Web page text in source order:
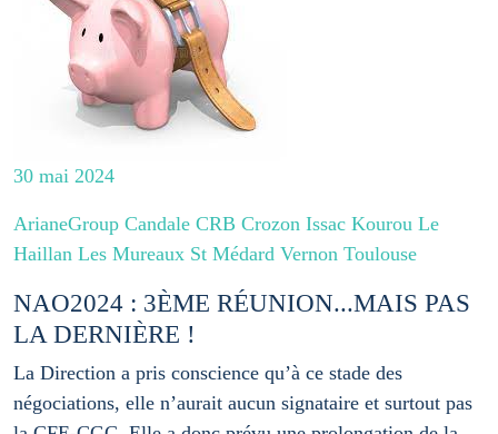
30 mai 2024
ArianeGroup Candale CRB Crozon Issac Kourou Le
Haillan Les Mureaux St Médard Vernon Toulouse
NAO2024 : 3ÈME RÉUNION...MAIS PAS
LA DERNIÈRE !
La Direction a pris conscience qu’à ce stade des
négociations, elle n’aurait aucun signataire et surtout pas